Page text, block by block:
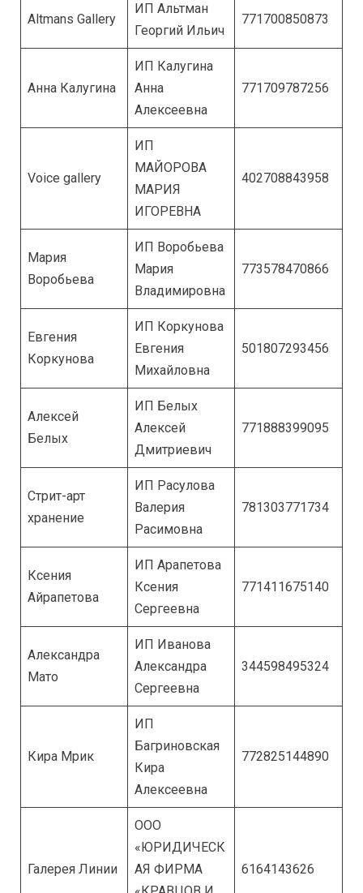
Altmans Gallery
ИП Альтман
Георгий Ильич
771700850873
Анна Калугина
ИП Калугина
Анна
Алексеевна
771709787256
Voice gallery
ИП
МАЙОРОВА
МАРИЯ
ИГОРЕВНА
402708843958
Мария
Воробьева
ИП Воробьева
Мария
Владимировна
773578470866
Евгения
Коркунова
ИП Коркунова
Евгения
Михайловна
501807293456
Алексей
Белых
ИП Белых
Алексей
Дмитриевич
771888399095
Стрит-арт
хранение
ИП Расулова
Валерия
Расимовна
781303771734
Ксения
Айрапетова
ИП Арапетова
Ксения
Сергеевна
771411675140
Александра
Мато
ИП Иванова
Александра
Сергеевна
344598495324
Кира Мрик
ИП
Багриновская
Кира
Алексеевна
772825144890
Галерея Линии
ООО
«ЮРИДИЧЕСК
АЯ ФИРМА
6164143626